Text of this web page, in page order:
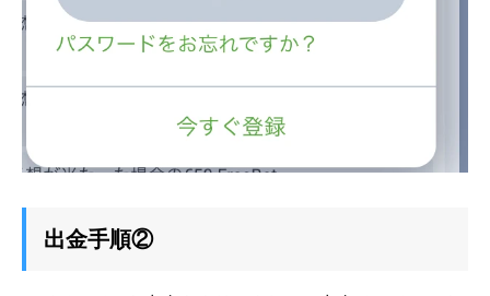
出金手順②